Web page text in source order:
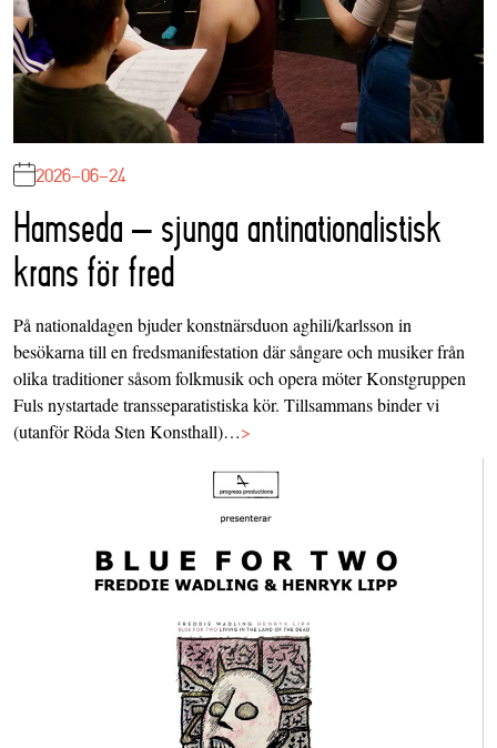
2026-06-24
Hamseda – sjunga antinationalistisk
krans för fred
På nationaldagen bjuder konstnärsduon aghili/karlsson in
besökarna till en fredsmanifestation där sångare och musiker från
olika traditioner såsom folkmusik och opera möter Konstgruppen
Fuls nystartade transseparatistiska kör. Tillsammans binder vi
(utanför Röda Sten Konsthall)…>